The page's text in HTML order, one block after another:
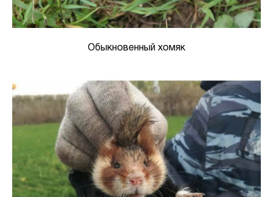
Обыкновенный хомяк